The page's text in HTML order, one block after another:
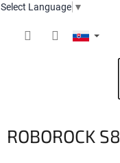
Select Language ▼
ROBOROCK S8